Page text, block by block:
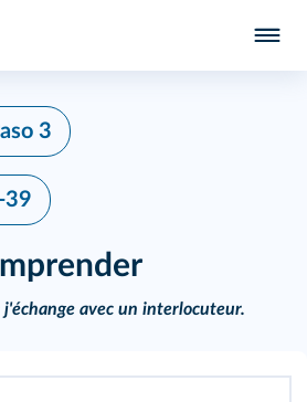
3
39
avec un interlocuteur.